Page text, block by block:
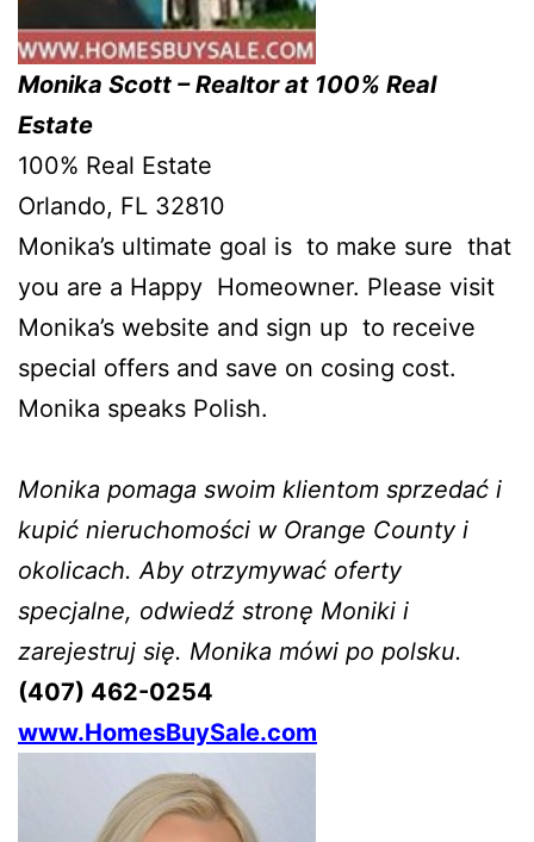
Monika Scott – Realtor at 100% Real
Estate
100% Real Estate
Orlando, FL 32810
Monika’s ultimate goal is to make sure that
you are a Happy Homeowner. Please visit
Monika’s website and sign up to receive
special offers and save on cosing cost.
Monika speaks Polish.
Monika pomaga swoim klientom sprzedać i
kupić nieruchomości w Orange County i
okolicach. Aby otrzymywać oferty
specjalne, odwiedź stronę Moniki i
zarejestruj się. Monika mówi po polsku.
(407) 462-0254
www.HomesBuySale.com